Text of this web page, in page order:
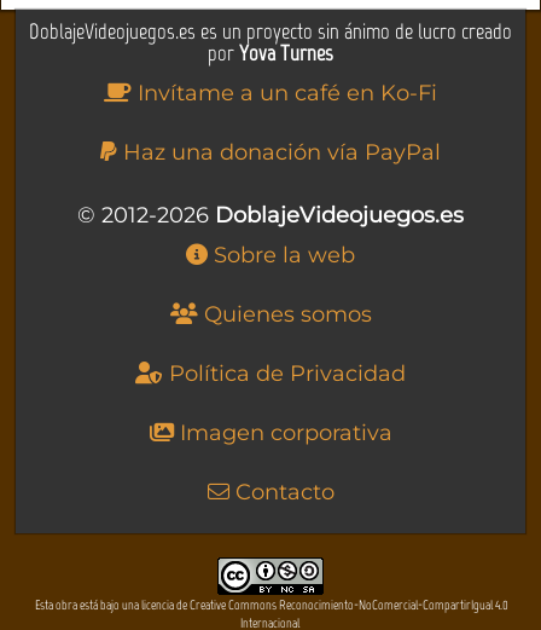
DoblajeVideojuegos.es es un proyecto sin ánimo de lucro creado
porYova Turnes
Invítame a un café en Ko-Fi
Haz una donación vía PayPal
© 2012-2026 DoblajeVideojuegos.es
Sobre la web
Quienes somos
Política de Privacidad
Imagen corporativa
Contacto
Esta obra está bajo una licencia de Creative Commons Reconocimiento-NoComercial-CompartirIgual 4.0
Internacional